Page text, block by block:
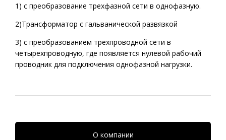
1) с преобразование трехфазной сети в однофазную.
2)Трансформатор с гальванической развязкой
3) с преобразованием трехпроводной сети в
четырехпроводную, где появляется нулевой рабочий
проводник для подключения однофазной нагрузки.
О компании